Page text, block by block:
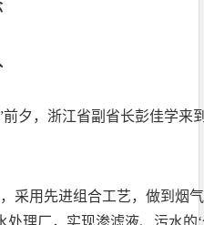
前夕，浙江省副省长彭佳学来
采用先进组合工艺，做到烟
理厂，实现渗滤液、污水的